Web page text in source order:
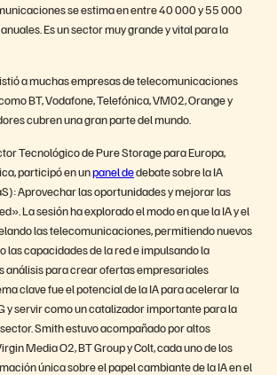
se estima en entre 40 000 y 55 000
Es un sector muy grande y vital para la
a muchas empresas de telecomunicaciones
BT, Vodafone, Telefónica, VM02, Orange y
cubren una gran parte del mundo.
Tecnológico de Pure Storage para Europa,
participó en unpanel dedebate sobre la IA
Aprovechar las oportunidades y mejorar las
La sesión ha explorado el modo en que la IA y el
las telecomunicaciones, permitiendo nuevos
las capacidades de la red e impulsando la
análisis para crear ofertas empresariales
clave fue el potencial de la IA para acelerar la
y servir como un catalizador importante para la
Smith estuvo acompañado por altos
Media O2, BT Group y Colt, cada uno de los
única sobre el papel cambiante de la IA en el